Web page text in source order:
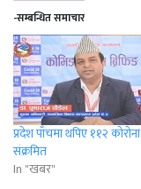
-सम्बन्धित समाचार
प्रदेश पाँचमा थपिए ११२ कोरोना
संक्रमित
In "खबर"